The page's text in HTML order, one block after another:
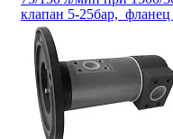
клапан 5-25бар,